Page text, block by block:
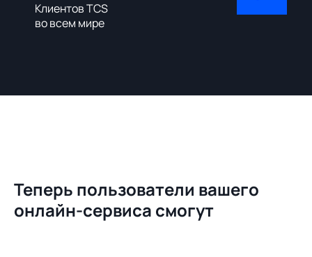
Клиентов TCS
во всем мире
Теперь пользователи вашего
онлайн-сервиса смогут